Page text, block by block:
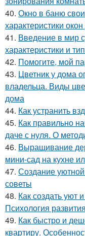
40. Окно в баню
характеристики
41. Введение в мир
характеристики и
42. Помогите, мой
43. Цветник у дома
владельца. Виды
дома
44. Как устранить
45. Как правильно
даче с нуля. О
46. Выращивание
мини-сад на кухне
47. Создание
советы
48. Как создать уют
Психология
49. Как быстро и
квартиру.